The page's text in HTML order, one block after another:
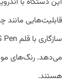
قابلیت‌هایی مانند
می‌دهد. رنگ‌های
هستند.